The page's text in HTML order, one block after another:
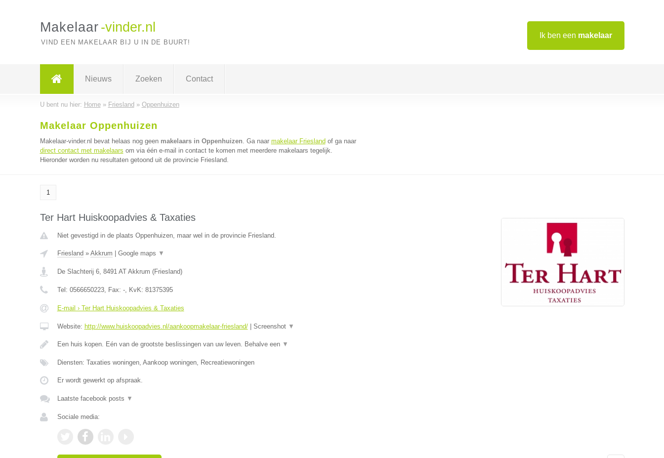
Ik ben een makelaar
Makelaar -vinder.nl
VIND EEN MAKELAAR BIJ U IN DE BUURT!
Nieuws Zoeken Contact
U bent nu hier: Home» Friesland » Oppenhuizen
Makelaar Oppenhuizen
Makelaar-vinder.nl bevat helaas nog geen makelaars in Oppenhuizen. Ga naar makelaar Friesland of ga naar
direct contact met makelaars om via één e-mail in contact te komen met meerdere makelaars tegelijk.
Hieronder worden nu resultaten getoond uit de provincie Friesland.
1
Ter Hart Huiskoopadvies & Taxaties
Niet gevestigd in de plaats Oppenhuizen, maar wel in de provincie Friesland.
Friesland » Akkrum Google maps ▼
De Slachterij 6, 8491 AT Akkrum (Friesland)
Tel: 0566650223, Fax: -, KvK: 81375395
E-mail › Ter Hart Huiskoopadvies & Taxaties
Website: http://www.huiskoopadvies.nl/aankoopmakelaar-friesland/| Screenshot ▼
Een huis kopen. Eén van de grootste beslissingen van uw leven. Behalve een ▼
Diensten: Taxaties woningen, Aankoop woningen, Recreatiewoningen
Er wordt gewerkt op afspraak.
Laatste facebook posts ▼
Sociale media: